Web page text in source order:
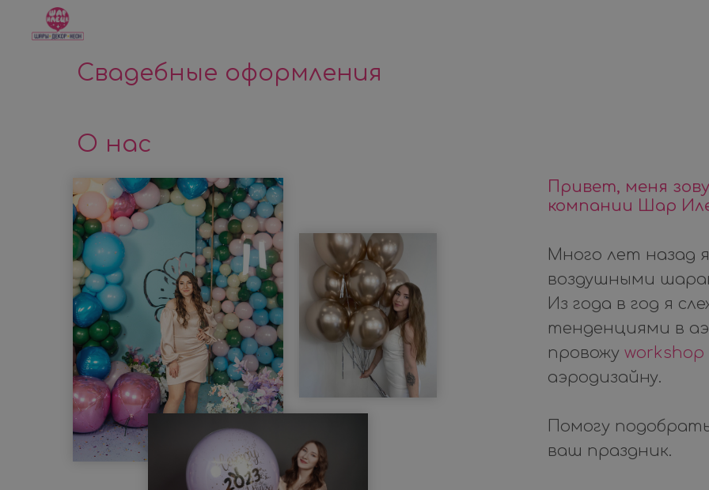
Свадебные оформления
О нас
Привет, меня
компании Шар
Много лет назад
воздушными
Из года в год я
тенденциями в
провожу workshop
аэродизайну.
Помогу
ваш праздник.